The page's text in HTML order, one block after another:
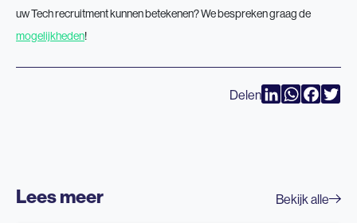
uw Tech recruitment kunnen betekenen? We bespreken graag de
mogelijkheden!
Delen LinkedInWhatsApp
Lees meer Bekijk alle